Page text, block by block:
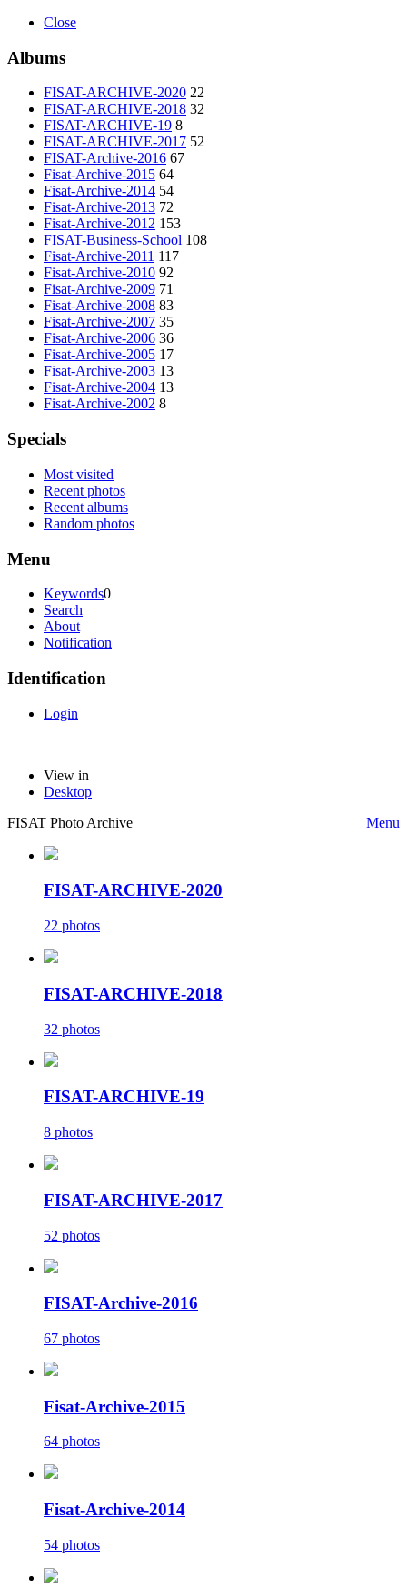
Close
Albums
FISAT-ARCHIVE-2020 22
FISAT-ARCHIVE-2018 32
FISAT-ARCHIVE-19 8
FISAT-ARCHIVE-2017 52
FISAT-Archive-2016 67
Fisat-Archive-2015 64
Fisat-Archive-2014 54
Fisat-Archive-2013 72
Fisat-Archive-2012 153
FISAT-Business-School 108
Fisat-Archive-2011 117
Fisat-Archive-2010 92
Fisat-Archive-2009 71
Fisat-Archive-2008 83
Fisat-Archive-2007 35
Fisat-Archive-2006 36
Fisat-Archive-2005 17
Fisat-Archive-2003 13
Fisat-Archive-2004 13
Fisat-Archive-2002 8
Specials
Most visited
Recent photos
Recent albums
Random photos
Menu
Keywords0
Search
About
Notification
Identification
Login
View in
Desktop
FISAT Photo Archive
Menu
FISAT-ARCHIVE-2020
22 photos
FISAT-ARCHIVE-2018
32 photos
FISAT-ARCHIVE-19
8 photos
FISAT-ARCHIVE-2017
52 photos
FISAT-Archive-2016
67 photos
Fisat-Archive-2015
64 photos
Fisat-Archive-2014
54 photos